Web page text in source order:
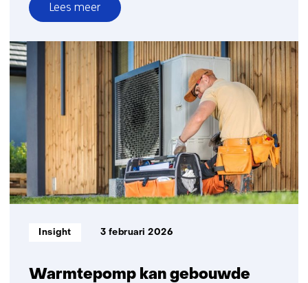
Lees meer
over
Computer
vision
voor
de
gebouwde
omgeving:
300
keer
sneller
naar
betrouwbaar
Warmtepomp kan gebouwde
Informatietype:
Insight 3 februari 2026